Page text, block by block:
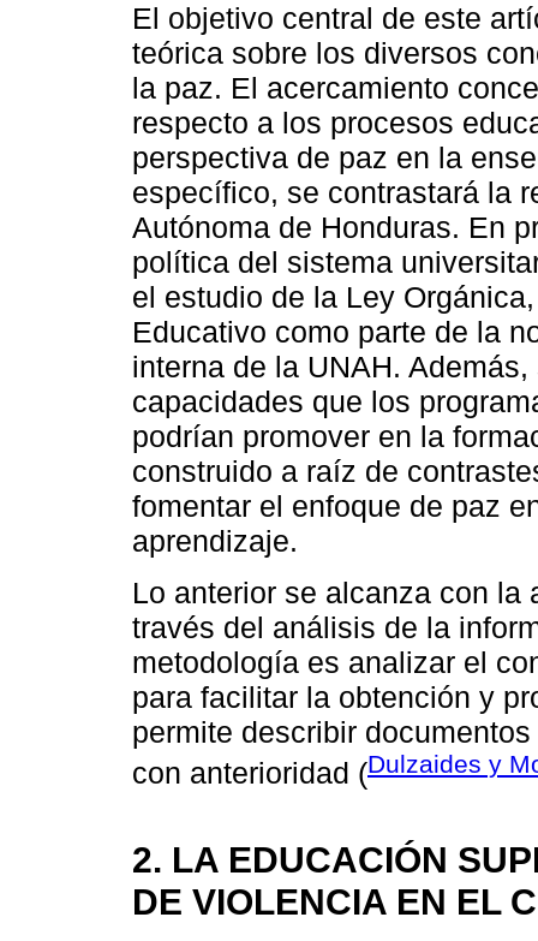
El objetivo central de este
teórica sobre los diversos
la paz. El acercamiento
respecto a los procesos
perspectiva de paz en la
específico, se contrastará la
Autónoma de Honduras. En
política del sistema
el estudio de la Ley
Educativo como parte de la
interna de la UNAH.
capacidades que los
podrían promover en la
construido a raíz de
fomentar el enfoque de paz
aprendizaje.
Lo anterior se alcanza con
través del análisis de la
metodología es analizar el
para facilitar la obtención y
permite describir
con anterioridad (Dulzaides y
2. LA EDUCACIÓN
DE VIOLENCIA EN EL